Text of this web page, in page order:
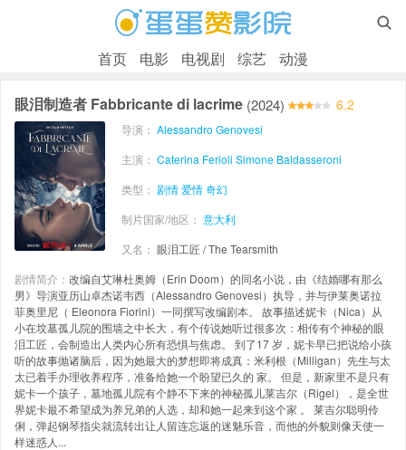

首页 电影 电视剧 综艺 动漫
眼泪制造者 Fabbricante di lacrime (2024) 6.2
导演： Alessandro Genovesi
主演： Caterina Ferioli Simone Baldasseroni
类型： 剧情爱情奇幻
制片国家/地区： 意大利
又名： 眼泪工匠 / The Tearsmith
剧情简介： 改编自艾琳杜奥姆（Erin Doom）的同名小说，由《结婚哪有那么
男》导演亚历山卓杰诺韦西（Alessandro Genovesi）执导，并与伊莱奥诺拉
菲奥里尼（ Eleonora Fiorini）一同撰写改编剧本。 故事描述妮卡（Nica）从
小在坟墓孤儿院的围墙之中长大，有个传说她听过很多次：相传有个神秘的眼
泪工匠，会制造出人类内心所有恐惧与焦虑。 到了17 岁，妮卡早已把说给小孩
听的故事抛诸脑后，因为她最大的梦想即将成真：米利根（Milligan）先生与太
太已着手办理收养程序，准备给她一个盼望已久的 家。 但是，新家里不是只有
妮卡一个孩子，墓地孤儿院有个静不下来的神秘孤儿莱吉尔（Rigel），是全世
界妮卡最不希望成为养兄弟的人选，却和她一起来到这个家 。 莱吉尔聪明伶
俐，弹起钢琴指尖就流转出让人留连忘返的迷魅乐音，而他的外貌则像天使一
样迷惑人...